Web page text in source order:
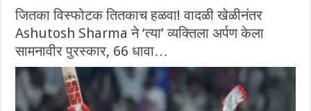
जितका विस्फोटक तितकाच हळवा! वादळी खेळीनंतर
Ashutosh Sharma ने ‘त्या’ व्यक्तिला अर्पण केला
सामनावीर पुरस्कार, 66 धावा…